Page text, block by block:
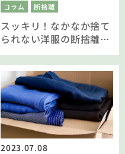
コラム 断捨離
スッキリ！なかなか捨て
られない洋服の断捨離の
コツをご紹介します
2023.07.08